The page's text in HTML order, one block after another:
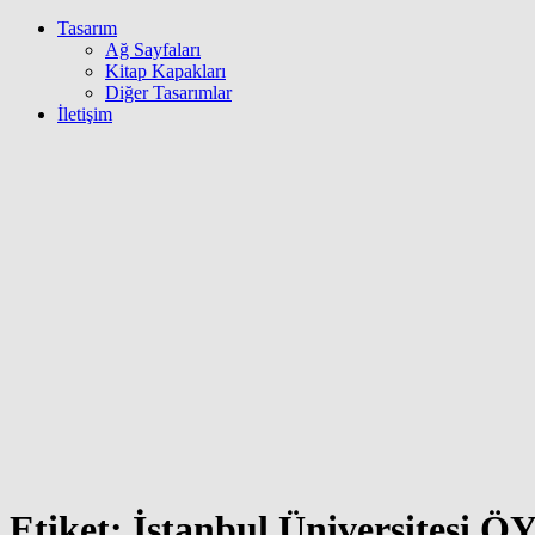
Tasarım
Ağ Sayfaları
Kitap Kapakları
Diğer Tasarımlar
İletişim